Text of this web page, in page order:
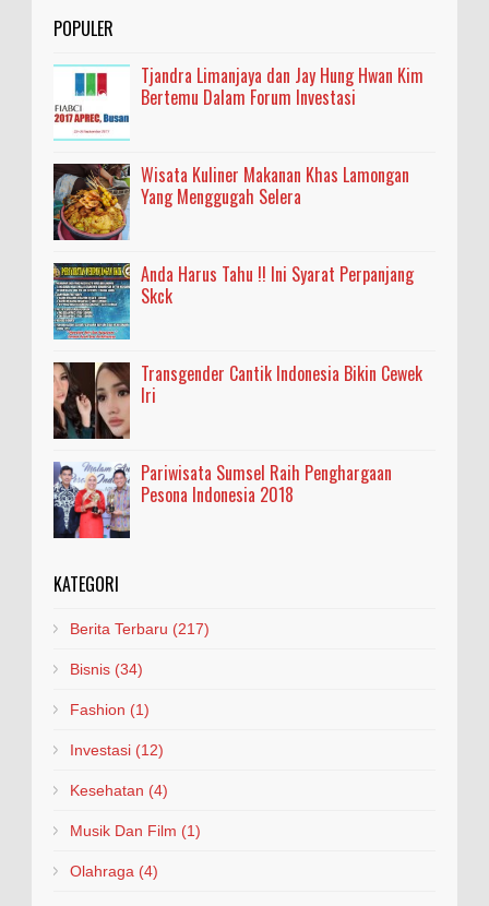
POPULER
Tjandra Limanjaya dan Jay Hung Hwan Kim
Bertemu Dalam Forum Investasi
Wisata Kuliner Makanan Khas Lamongan
Yang Menggugah Selera
Anda Harus Tahu !! Ini Syarat Perpanjang
Skck
Transgender Cantik Indonesia Bikin Cewek
Iri
Pariwisata Sumsel Raih Penghargaan
Pesona Indonesia 2018
KATEGORI
Berita Terbaru (217)
Bisnis (34)
Fashion (1)
Investasi (12)
Kesehatan (4)
Musik Dan Film (1)
Olahraga (4)